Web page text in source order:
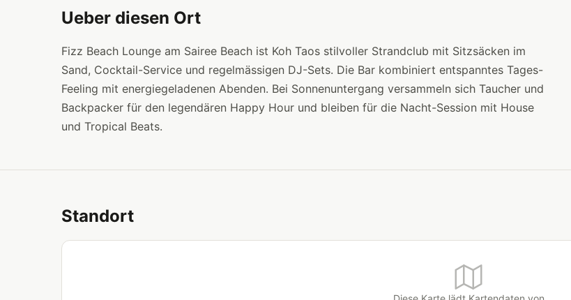
Ueber diesen Ort
Fizz Beach Lounge am Sairee Beach ist Koh Taos stilvoller Strandclub mit Sitzsäcken im
Sand, Cocktail-Service und regelmässigen DJ-Sets. Die Bar kombiniert entspanntes Tages-
Feeling mit energiegeladenen Abenden. Bei Sonnenuntergang versammeln sich Taucher und
Backpacker für den legendären Happy Hour und bleiben für die Nacht-Session mit House
und Tropical Beats.
Standort